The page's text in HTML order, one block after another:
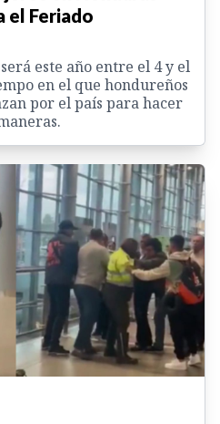
el Feriado
este año entre el 4 y el
en el que hondureños
por el país para hacer